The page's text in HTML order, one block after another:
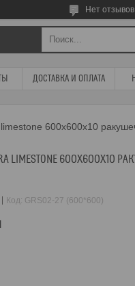
Нет
ДОСТАВКА И ОПЛАТА
LIMESTONE 600Х600Х10
Код: GRS02-27 (600*600)